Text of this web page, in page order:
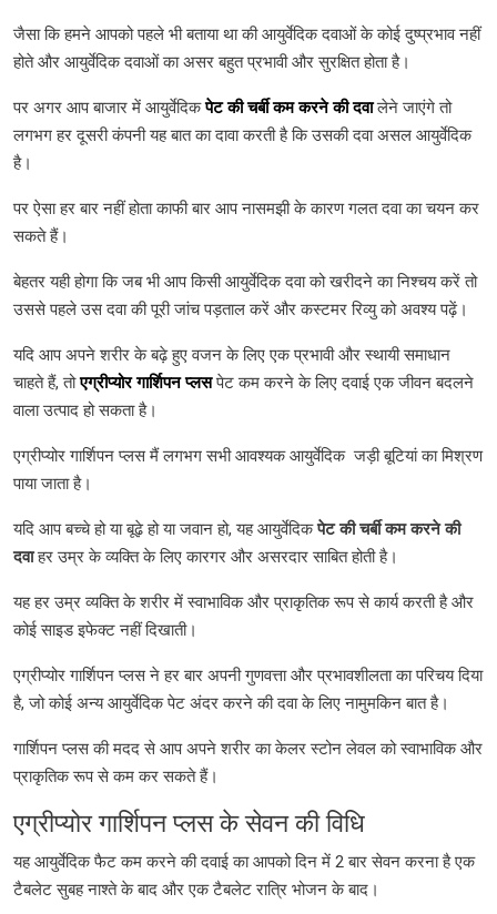
जैसा कि हमने आपको पहले भी बताया था की आयुर्वेदिक दवाओं के कोई दुष्प्रभाव नहीं
होते और आयुर्वेदिक दवाओं का असर बहुत प्रभावी और सुरक्षित होता है।
पर अगर आप बाजार में आयुर्वेदिकपेट की चर्बी कम करने की दवालेने जाएंगे तो
लगभग हर दूसरी कंपनी यह बात का दावा करती है कि उसकी दवा असल आयुर्वेदिक
है।
पर ऐसा हर बार नहीं होता काफी बार आप नासमझी के कारण गलत दवा का चयन कर
सकते हैं।
बेहतर यही होगा कि जब भी आप किसी आयुर्वेदिक दवा को खरीदने का निश्चय करें तो
उससे पहले उस दवा की पूरी जांच पड़ताल करें और कस्टमर रिव्यु को अवश्य पढ़ें।
यदि आप अपने शरीर के बढ़े हुए वजन के लिए एक प्रभावी और स्थायी समाधान
चाहते हैं, तोएग्रीप्योरगार्शिपन प्लसपेट कम करने के लिए दवाई एक जीवन बदलने
वाला उत्पाद हो सकता है।
एग्रीप्योर गार्शिपन प्लस मैं लगभग सभी आवश्यक आयुर्वेदिक जड़ी बूटियां का मिश्रण
पाया जाता है।
यदि आप बच्चे हो या बूढ़े हो या जवान हो, यह आयुर्वेदिकपेट की चर्बी कम करने की
दवाहर उम्र के व्यक्ति के लिए कारगर और असरदार साबित होती है।
यह हर उम्र व्यक्ति के शरीर में स्वाभाविक और प्राकृतिक रूप से कार्य करती है और
कोई साइड इफेक्ट नहीं दिखाती।
एग्रीप्योर गार्शिपन प्लस ने हर बार अपनी गुणवत्ता और प्रभावशीलता का परिचय दिया
है, जो कोई अन्य आयुर्वेदिक पेट अंदर करने की दवा के लिए नामुमकिन बात है।
गार्शिपन प्लस की मदद से आप अपने शरीर का केलर स्टोन लेवल को स्वाभाविक और
प्राकृतिक रूप से कम कर सकते हैं।
एग्रीप्योर गार्शिपन प्लस के सेवन की विधि
यह आयुर्वेदिक फैट कम करने की दवाई का आपको दिन में 2 बार सेवन करना है एक
टैबलेट सुबह नाश्ते के बाद और एक टैबलेट रात्रि भोजन के बाद।